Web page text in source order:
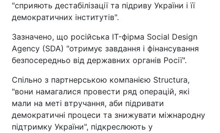
"сприяють дестабілізації та підриву України і її
демократичних інститутів".
Зазначено, що російська IT-фірма Social Design
Agency (SDA) "отримує завдання і фінансування
безпосередньо від державних органів Росії".
Спільно з партнерською компанією Structura,
"вони намагалися провести ряд операцій, які
мали на меті втручання, аби підривати
демократичні процеси та знижувати міжнародну
підтримку України", підкреслюють у